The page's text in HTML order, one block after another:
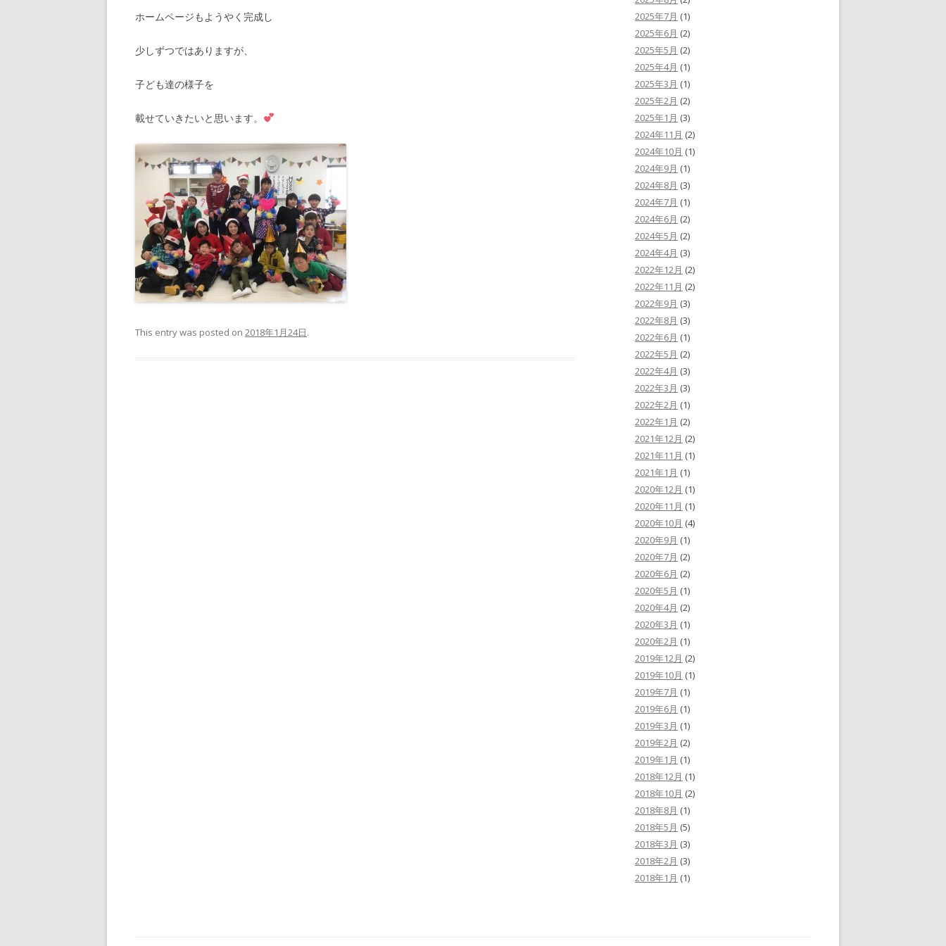
ホームページもようやく完成し
少しずつではありますが、
子ども達の様子を
載せていきたいと思います。
This entry was posted on 2018年1月24日.
2025年7月 (1)
2025年6月 (2)
2025年5月 (2)
2025年4月 (1)
2025年3月 (1)
2025年2月 (2)
2025年1月 (3)
2024年11月 (2)
2024年10月 (1)
2024年9月 (1)
2024年8月 (3)
2024年7月 (1)
2024年6月 (2)
2024年5月 (2)
2024年4月 (3)
2022年12月 (2)
2022年11月 (2)
2022年9月 (3)
2022年8月 (3)
2022年6月 (1)
2022年5月 (2)
2022年4月 (3)
2022年3月 (3)
2022年2月 (1)
2022年1月 (2)
2021年12月 (2)
2021年11月 (1)
2021年1月 (1)
2020年12月 (1)
2020年11月 (1)
2020年10月 (4)
2020年9月 (1)
2020年7月 (2)
2020年6月 (2)
2020年5月 (1)
2020年4月 (2)
2020年3月 (1)
2020年2月 (1)
2019年12月 (2)
2019年10月 (1)
2019年7月 (1)
2019年6月 (1)
2019年3月 (1)
2019年2月 (2)
2019年1月 (1)
2018年12月 (1)
2018年10月 (2)
2018年8月 (1)
2018年5月 (5)
2018年3月 (3)
2018年2月 (3)
2018年1月 (1)